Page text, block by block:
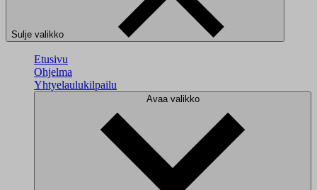
Sulje valikko
Etusivu
Ohjelma
Yhtyelaulukilpailu
Avaa valikko